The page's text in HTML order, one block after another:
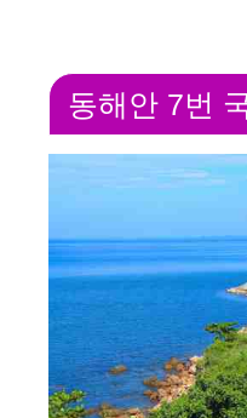
동해안 7번